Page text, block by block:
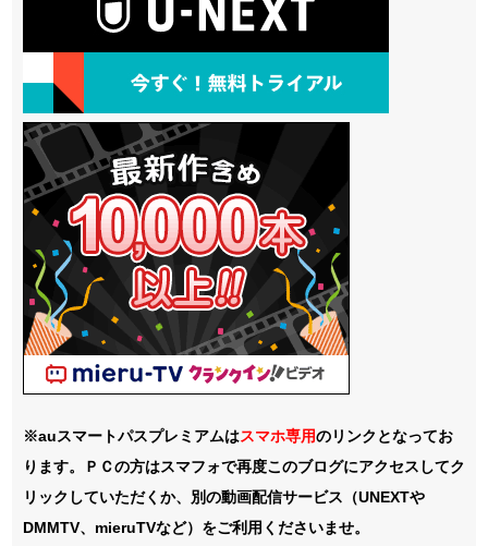
※auスマートパスプレミアムはスマホ専用のリンクとなってお
ります。ＰＣの方はスマフォで再度このブログにアクセスしてク
リックしていただくか、別の動画配信サービス（UNEXTや
DMMTV、mieruTVなど）をご利用くださいませ。